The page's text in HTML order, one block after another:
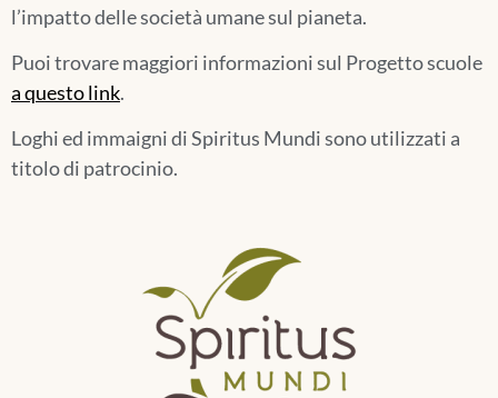
l’impatto delle società umane sul pianeta.
Puoi trovare maggiori informazioni sul Progetto scuole
a questo link.
Loghi ed immaigni di Spiritus Mundi sono utilizzati a
titolo di patrocinio.